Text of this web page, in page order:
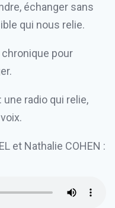
échanger sans
qui nous relie.
chronique pour
une radio qui relie,
et Nathalie COHEN :